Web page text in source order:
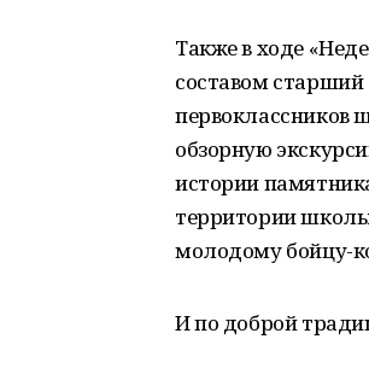
Также в ходе
составом старший
первоклассников
обзорную
истории
территории
молодому бойцу-
И по доброй